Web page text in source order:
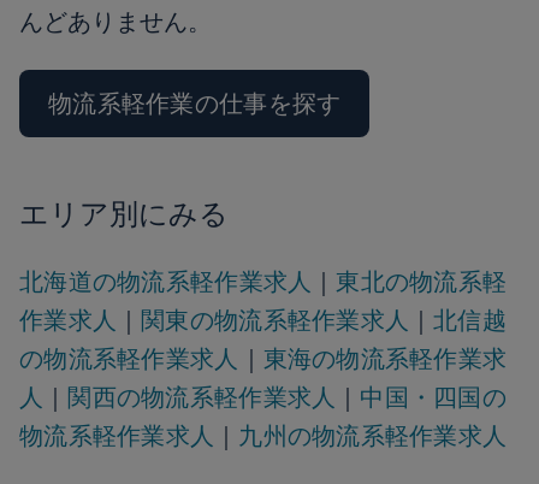
んどありません。
物流系軽作業の仕事を探す
エリア別にみる
北海道の物流系軽作業求人 ｜ 東北の物流系軽
作業求人 ｜ 関東の物流系軽作業求人 ｜北信越
の物流系軽作業求人 ｜ 東海の物流系軽作業求
人 ｜ 関西の物流系軽作業求人 ｜ 中国・四国の
物流系軽作業求人 ｜ 九州の物流系軽作業求人